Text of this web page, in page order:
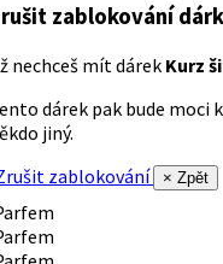
zablokování
nechceš mít dárek Kurz
dárek pak bude moci
jiný.
zablokování
× Zpět